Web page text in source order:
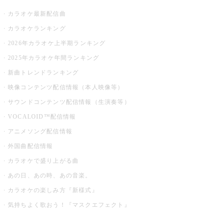
カラオケ最新配信曲
カラオケランキング
2026年カラオケ上半期ランキング
2025年カラオケ年間ランキング
新曲トレンドランキング
映像コンテンツ配信情報（本人映像等）
サウンドコンテンツ配信情報（生演奏等）
VOCALOID™配信情報
アニメソング配信情報
外国曲配信情報
カラオケで盛り上がる曲
あの日、あの時、あの音楽。
カラオケの楽しみ方『新様式』
気持ちよく歌おう！『マスクエフェクト』